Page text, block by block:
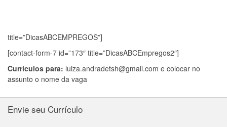
title=”DicasABCEMPREGOS”]
[contact-form-7 id=”173″ title=”DicasABCEmpregos2″]
Currículos para: luiza.andradetsh@gmail.com e colocar no
assunto o nome da vaga
Envie seu Currículo